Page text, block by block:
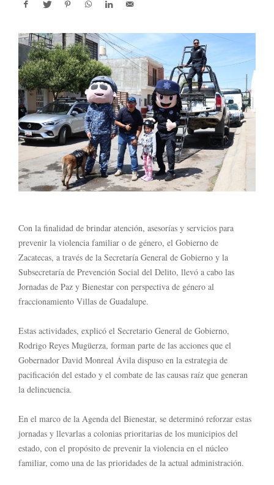
Con la finalidad de brindar atención, asesorías y servicios para
prevenir la violencia familiar o de género, el Gobierno de
Zacatecas, a través de la Secretaría General de Gobierno y la
Subsecretaría de Prevención Social del Delito, llevó a cabo las
Jornadas de Paz y Bienestar con perspectiva de género al
fraccionamiento Villas de Guadalupe.
Estas actividades, explicó el Secretario General de Gobierno,
Rodrigo Reyes Mugüerza, forman parte de las acciones que el
Gobernador David Monreal Ávila dispuso en la estrategia de
pacificación del estado y el combate de las causas raíz que generan
la delincuencia.
En el marco de la Agenda del Bienestar, se determinó reforzar estas
jornadas y llevarlas a colonias prioritarias de los municipios del
estado, con el propósito de prevenir la violencia en el núcleo
familiar, como una de las prioridades de la actual administración.